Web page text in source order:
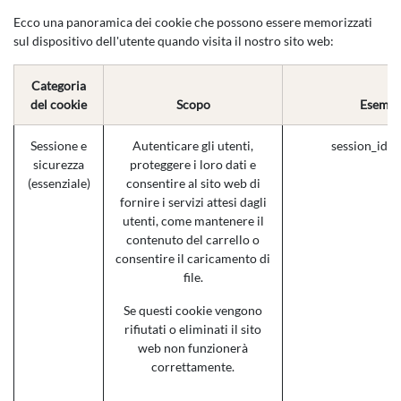
Ecco una panoramica dei cookie che possono essere memorizzati
sul dispositivo dell'utente quando visita il nostro sito web:
Categoria
del cookie
Scopo Esempi
Sessione e
sicurezza
(essenziale)
Autenticare gli utenti,
proteggere i loro dati e
consentire al sito web di
fornire i servizi attesi dagli
utenti, come mantenere il
contenuto del carrello o
consentire il caricamento di
file.
Se questi cookie vengono
rifiutati o eliminati il sito
web non funzionerà
correttamente.
session_id